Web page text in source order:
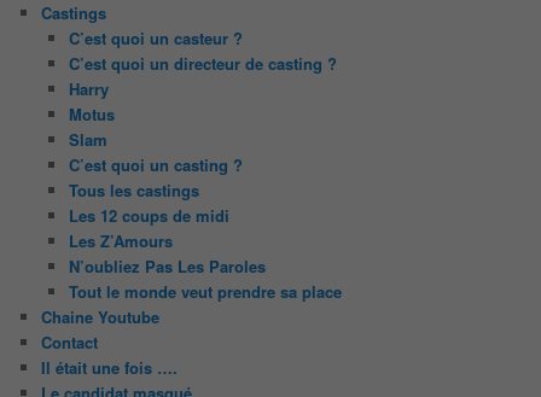
Castings
C’est quoi un casteur ?
C’est quoi un directeur de casting ?
Harry
Motus
Slam
C’est quoi un casting ?
Tous les castings
Les 12 coups de midi
Les Z’Amours
N’oubliez Pas Les Paroles
Tout le monde veut prendre sa place
Chaine Youtube
Contact
Il était une fois ….